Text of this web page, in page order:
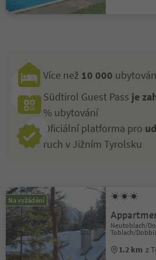
Více než 10 000
Südtirol Guest Pass je
% ubytování
Oficiální platforma pro
ruch v Jižním Tyrolsku
Na vyžádání
Neutoblach/
Toblach/
1.2 km z